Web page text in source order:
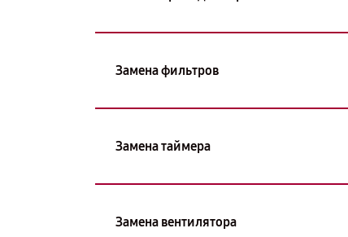
Замена фильтров
Замена таймера
Замена вентилятора